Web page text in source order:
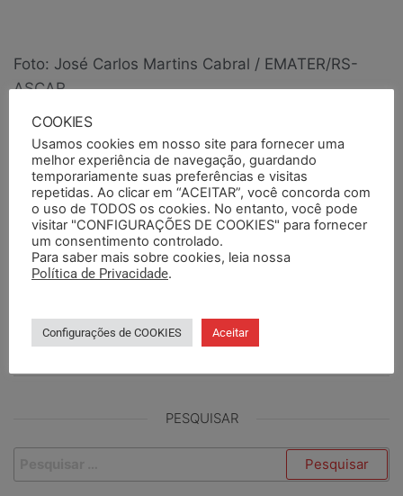
Foto: José Carlos Martins Cabral / EMATER/RS-
ASCAR
Publicado em
Tags concurso cta emater orçamento seleção semapi
ANTERIORES
SEMAPI e Sindijus
protocolam Ação Civil
Pública contra suspensão
Saúde em 18 hospitais
gaúchos
PRÓXIMO
SEMAPI permanece
fechado nesta sexta (3)
PESQUISAR
COOKIES
Usamos cookies em nosso site para fornecer uma
melhor experiência de navegação, guardando
temporariamente suas preferências e visitas
repetidas. Ao clicar em “ACEITAR”, você concorda com
o uso de TODOS os cookies. No entanto, você pode
visitar "CONFIGURAÇÕES DE COOKIES" para fornecer
um consentimento controlado.
Para saber mais sobre cookies, leia nossa
Política de Privacidade.
Configurações de COOKIES Aceitar